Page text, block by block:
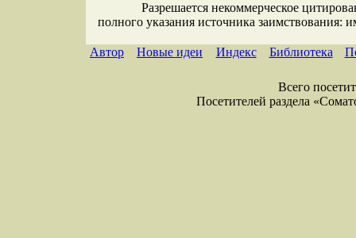
Разрешается некоммерческое
полного указания источника заимствования:
Автор Новые идеи Индекс Библиотека
Всего
Посетителей раздела